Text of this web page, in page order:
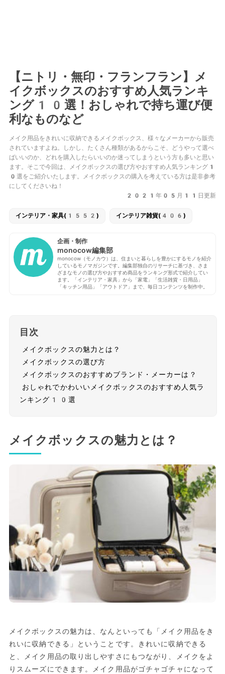
【ニトリ・無印・フランフラン】メ
イクボックスのおすすめ人気ランキ
ング10選！おしゃれで持ち運び便
利なものなど
メイク用品をきれいに収納できるメイクボックス、様々なメーカーから販売
されていますよね。しかし、たくさん種類があるからこそ、どうやって選べ
ばいいのか、どれを購入したらいいのか迷ってしまうという方も多いと思い
ます。そこで今回は、メイクボックスの選び方やおすすめ人気ランキング1
0選をご紹介いたします。メイクボックスの購入を考えている方は是非参考
にしてくださいね！
2021年05月11日更新
インテリア・家具(1552) インテリア雑貨(406)
企画・制作
monocow編集部
monocow（モノカウ）は、住まいと暮らしを豊かにするモノを紹介
しているモノマガジンです。編集部独自のリサーチに基づき、さま
ざまなモノの選び方やおすすめ商品をランキング形式で紹介してい
ます。「インテリア・家具」から「家電」「生活雑貨・日用品」
「キッチン用品」「アウトドア」まで、毎日コンテンツを制作中。
目次
メイクボックスの魅力とは？
メイクボックスの選び方
メイクボックスのおすすめブランド・メーカーは？
おしゃれでかわいいメイクボックスのおすすめ人気ラ
ンキング10選
メイクボックスの魅力とは？
メイクボックスの魅力は、なんといっても「メイク用品をき
れいに収納できる」ということです。きれいに収納できる
と、メイク用品の取り出しやすさにもつながり、メイクをよ
りスムーズにできます。メイク用品がゴチャゴチャになって